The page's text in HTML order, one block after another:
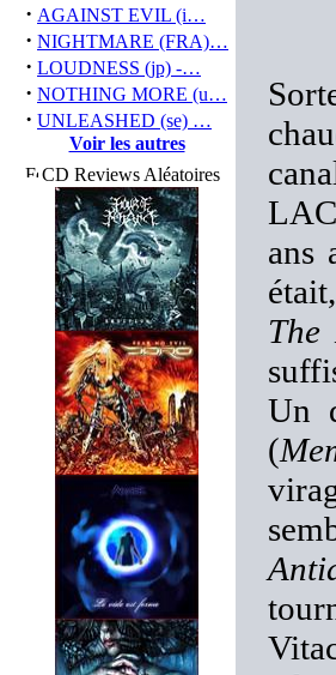
· AGAINST EVIL (i…
· NIGHTMARE (FRA)…
· LOUDNESS (jp) -…
· NOTHING MORE (u…
· UNLEASHED (se) …
Voir les autres
CD Reviews Aléatoires
ans
The
Un
(